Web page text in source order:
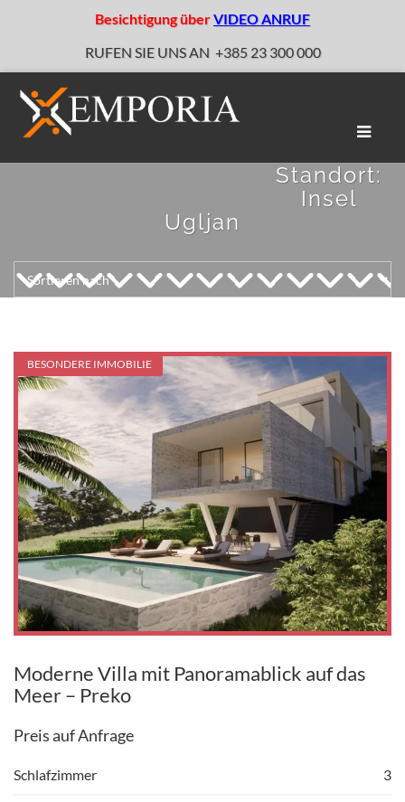
Besichtigung überVIDEO ANRUF
RUFEN SIE UNS AN +385 23 300 000
Standort:
Insel
Ugljan
BESONDERE IMMOBILIE
Moderne Villa mit Panoramablick auf das
Meer – Preko
Preis auf Anfrage
Schlafzimmer 3